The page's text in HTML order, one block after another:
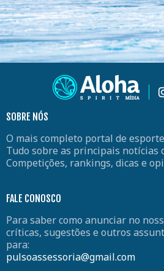
SOBRE NÓS
O mais completo portal de
Tudo sobre as principais notícias
Competições, rankings, dicas e
FALE CONOSCO
Para saber como anunciar no
críticas, sugestões e outros
para:
pulsoassessoria@gmail.com